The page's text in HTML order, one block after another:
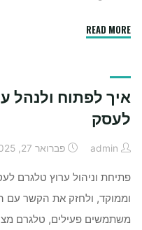
READ MORE
בשבת"
איך לפתוח ולנהל
לעסק
admin פברואר 27, 2025
פתיחת וניהול ערוץ טלגרם
משתמשים פעילים, טלגרם